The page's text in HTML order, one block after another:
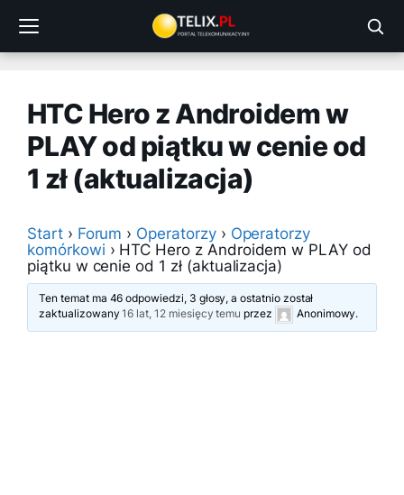
treści
HTC Hero z Androidem w
PLAY od piątku w cenie od
1 zł (aktualizacja)
Start › Forum › Operatorzy › Operatorzy
komórkowi › HTC Hero z Androidem w PLAY od
piątku w cenie od 1 zł (aktualizacja)
Ten temat ma 46 odpowiedzi, 3 głosy, a ostatnio został
zaktualizowany16 lat, 12 miesięcy temu przez Anonimowy.